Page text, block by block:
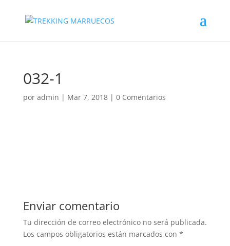
032-1
por admin | Mar 7, 2018| 0 Comentarios
Enviar comentario
Tu dirección de correo electrónico no será publicada.
Los campos obligatorios están marcados con *